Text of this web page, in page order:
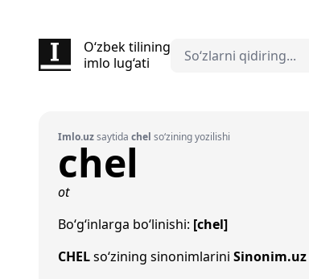
O‘zbek tilining
imlo lug‘ati
Imlo.uzsaytida chel so‘zining yozilishi
chel
ot
Bo‘g‘inlarga bo‘linishi: [chel]
CHELso‘zining sinonimlarini Sinonim.uz